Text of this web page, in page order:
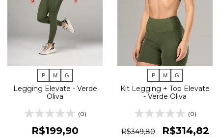
P M G
Legging Elevate - Verde
Oliva
(0)
R$199,90
P M G
Kit Legging + Top Elevate
- Verde Oliva
(0)
R$349,80 R$314,82